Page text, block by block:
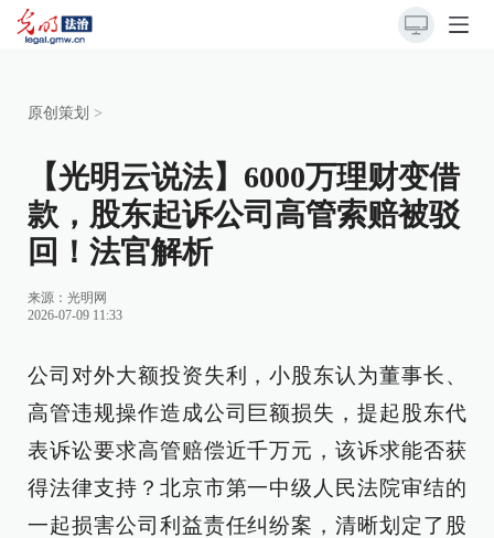
原创策划 >
【光明云说法】6000万理财变借
款，股东起诉公司高管索赔被驳
回！法官解析
来源： 光明网
2026-07-09 11:33
公司对外大额投资失利，小股东认为董事长、
高管违规操作造成公司巨额损失，提起股东代
表诉讼要求高管赔偿近千万元，该诉求能否获
得法律支持？北京市第一中级人民法院审结的
一起损害公司利益责任纠纷案，清晰划定了股